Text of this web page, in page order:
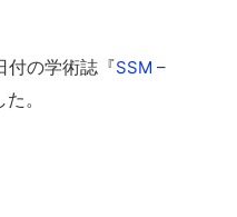
付の学術誌『SSM –
。